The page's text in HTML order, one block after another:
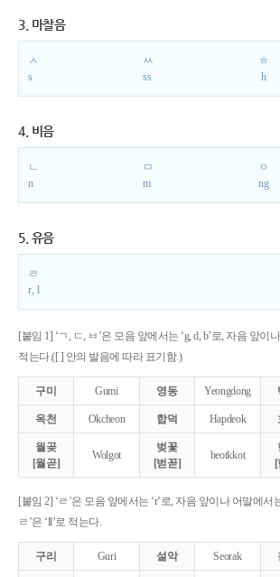
3. 마찰음
ㅅ
s
ㅆ
ss
ㅎ
h
4. 비음
ㄴ
n
ㅁ
m
ㅇ
ng
5. 유음
ㄹ
r, l
[붙임 1] ‘ㄱ, ㄷ, ㅂ’은 모음 앞에서는 ‘g, d, b’로, 자음 앞이
적는다.([ ] 안의 발음에 따라 표기함.)
구미 Gumi 영동 Yeongdong
옥천 Okcheon 합덕 Hapdeok
월곶
[월곧]
Wolgot
벚꽃
[벋꼳]
beotkkot
[붙임 2] ‘ㄹ’은 모음 앞에서는 ‘r’로, 자음 앞이나 어말에서
ㄹ’은 ‘ll’로 적는다.
구리 Guri 설악 Seorak